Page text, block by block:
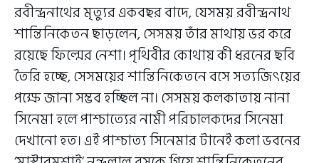
রবীন্দ্রনাথের মৃত্যুর একবছর বাদে, যেসময় রবীন্দ্রনাথ
শান্তিনিকেতন ছাড়লেন, সেসময় তাঁর মাথায় ভর করে
রয়েছে ফিল্মের নেশা। পৃথিবীর কোথায় কী ধরনের ছবি
তৈরি হচ্ছে, সেসময়ের শান্তিনিকেতনে বসে সত্যজিৎয়ের
পক্ষে জানা সম্ভব হচ্ছিল না। সেসময় কলকাতায় নানা
সিনেমা হলে পাশ্চাত্যের নামী পরিচালকদের সিনেমা
দেখানো হত। এই পাশ্চাত্য সিনেমার টানেই কলা ভবনের